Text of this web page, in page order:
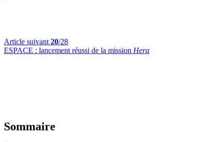
Article suivant 20/28
ESPACE : lancement réussi de la mission Hera
Sommaire